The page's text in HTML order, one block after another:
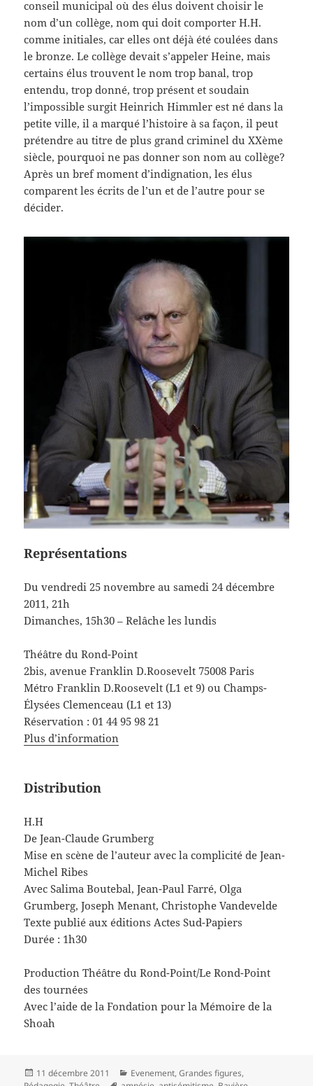
conseil municipal où des élus doivent choisir le
nom d’un collège, nom qui doit comporter H.H.
comme initiales, car elles ont déjà été coulées dans
le bronze. Le collège devait s’appeler Heine, mais
certains élus trouvent le nom trop banal, trop
entendu, trop donné, trop présent et soudain
l’impossible surgit Heinrich Himmler est né dans la
petite ville, il a marqué l’histoire à sa façon, il peut
prétendre au titre de plus grand criminel du XXème
siècle, pourquoi ne pas donner son nom au collège?
Après un bref moment d’indignation, les élus
comparent les écrits de l’un et de l’autre pour se
décider.
Représentations
Du vendredi 25 novembre au samedi 24 décembre
2011, 21h
Dimanches, 15h30 – Relâche les lundis
Théâtre du Rond-Point
2bis, avenue Franklin D.Roosevelt 75008 Paris
Métro Franklin D.Roosevelt (L1 et 9) ou Champs-
Élysées Clemenceau (L1 et 13)
Réservation : 01 44 95 98 21
Plus d’information
Distribution
H.H
De Jean-Claude Grumberg
Mise en scène de l’auteur avec la complicité de Jean-
Michel Ribes
Avec Salima Boutebal, Jean-Paul Farré, Olga
Grumberg, Joseph Menant, Christophe Vandevelde
Texte publié aux éditions Actes Sud-Papiers
Durée : 1h30
Production Théâtre du Rond-Point/Le Rond-Point
des tournées
Avec l’aide de la Fondation pour la Mémoire de la
Shoah
Publié
11 décembre 2011 Catégories
Evenement,Grandes figures,